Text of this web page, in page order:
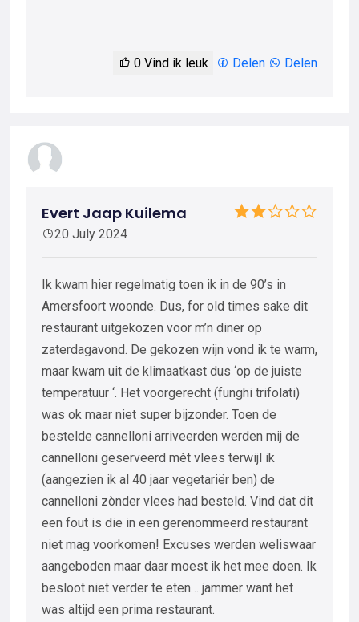
0 Vind ik leuk Delen Delen
Evert Jaap Kuilema
20 July 2024
Ik kwam hier regelmatig toen ik in de 90’s in
Amersfoort woonde. Dus, for old times sake dit
restaurant uitgekozen voor m’n diner op
zaterdagavond. De gekozen wijn vond ik te warm,
maar kwam uit de klimaatkast dus ‘op de juiste
temperatuur ‘. Het voorgerecht (funghi trifolati)
was ok maar niet super bijzonder. Toen de
bestelde cannelloni arriveerden werden mij de
cannelloni geserveerd mèt vlees terwijl ik
(aangezien ik al 40 jaar vegetariër ben) de
cannelloni zònder vlees had besteld. Vind dat dit
een fout is die in een gerenommeerd restaurant
niet mag voorkomen! Excuses werden weliswaar
aangeboden maar daar moest ik het mee doen. Ik
besloot niet verder te eten… jammer want het
was altijd een prima restaurant.